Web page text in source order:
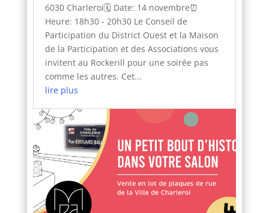
6030 Charleroi🗓 Date: 14 novembre⏰
Heure: 18h30 - 20h30 Le Conseil de
Participation du District Ouest et la Maison
de la Participation et des Associations vous
invitent au Rockerill pour une soirée pas
comme les autres. Cet...
lire plus